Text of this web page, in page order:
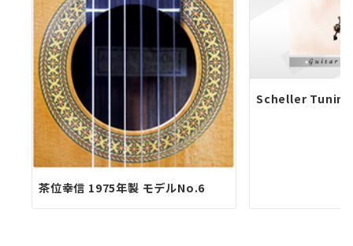
茶位幸信 1975年製 モデルNo.6
Scheller